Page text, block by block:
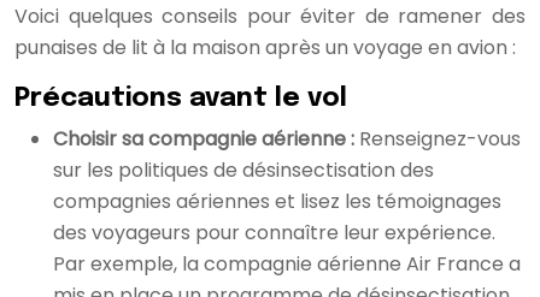
Voici quelques conseils pour éviter de ramener des
punaises de lit à la maison après un voyage en avion :
Précautions avant le vol
Choisir sa compagnie aérienne : Renseignez-vous
sur les politiques de désinsectisation des
compagnies aériennes et lisez les témoignages
des voyageurs pour connaître leur expérience.
Par exemple, la compagnie aérienne Air France a